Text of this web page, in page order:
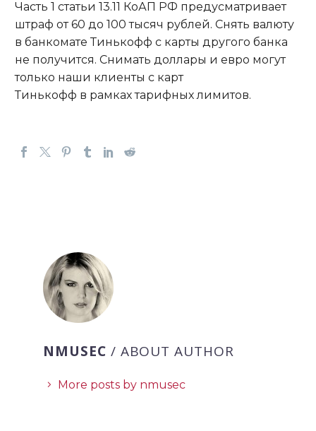
Часть 1 статьи 13.11 КоАП РФ предусматривает
штраф от 60 до 100 тысяч рублей. Снять валюту
в банкомате Тинькофф с карты другого банка
не получится. Снимать доллары и евро могут
только наши клиенты с карт
Тинькофф в рамках тарифных лимитов.
NMUSEC / ABOUT AUTHOR
More posts by nmusec